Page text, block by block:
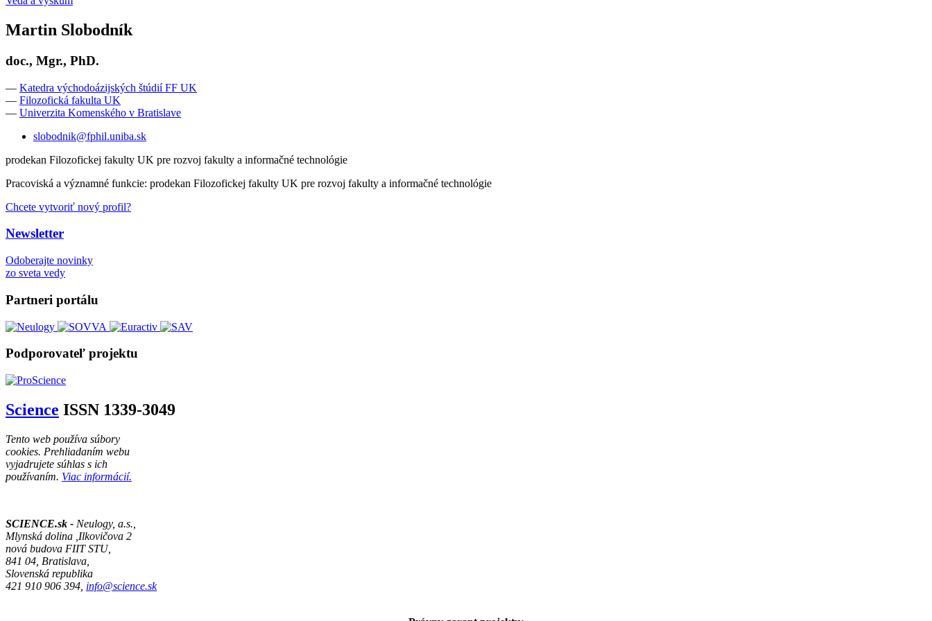
Martin Slobodník
doc., Mgr., PhD.
— Katedra východoázijských štúdií FF UK
— Filozofická fakulta UK
— Univerzita Komenského v Bratislave
slobodnik@fphil.uniba.sk
prodekan Filozofickej fakulty UK pre rozvoj fakulty a informačné technológie
Pracoviská a významné funkcie: prodekan Filozofickej fakulty UK pre rozvoj fakulty a informačné technológie
Chcete vytvoriť nový profil?
Newsletter
Odoberajte novinky
zo sveta vedy
Partneri portálu
Podporovateľ projektu
Science ISSN 1339-3049
Tento web používa súbory
cookies. Prehliadaním webu
vyjadrujete súhlas s ich
používaním. Viac informácií.
SCIENCE.sk - Neulogy, a.s.,
Mlynská dolina ,Ilkovičova 2
nová budova FIIT STU,
841 04, Bratislava,
Slovenská republika
421 910 906 394, info@science.sk